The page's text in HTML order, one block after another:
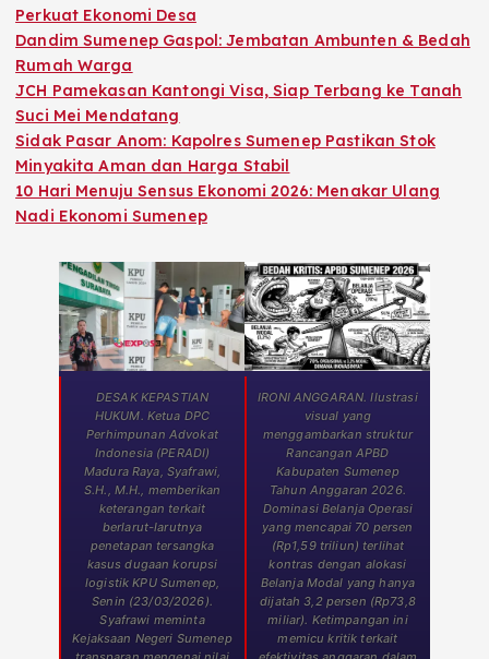
Perkuat Ekonomi Desa
Dandim Sumenep Gaspol: Jembatan Ambunten & Bedah
Rumah Warga
JCH Pamekasan Kantongi Visa, Siap Terbang ke Tanah
Suci Mei Mendatang
Sidak Pasar Anom: Kapolres Sumenep Pastikan Stok
Minyakita Aman dan Harga Stabil
10 Hari Menuju Sensus Ekonomi 2026: Menakar Ulang
Nadi Ekonomi Sumenep
DESAK KEPASTIAN
HUKUM. Ketua DPC
Perhimpunan Advokat
Indonesia (PERADI)
Madura Raya, Syafrawi,
S.H., M.H., memberikan
keterangan terkait
berlarut-larutnya
penetapan tersangka
kasus dugaan korupsi
logistik KPU Sumenep,
Senin (23/03/2026).
Syafrawi meminta
Kejaksaan Negeri Sumenep
IRONI ANGGARAN. Ilustrasi
visual yang
menggambarkan struktur
Rancangan APBD
Kabupaten Sumenep
Tahun Anggaran 2026.
Dominasi Belanja Operasi
yang mencapai 70 persen
(Rp1,59 triliun) terlihat
kontras dengan alokasi
Belanja Modal yang hanya
dijatah 3,2 persen (Rp73,8
miliar). Ketimpangan ini
memicu kritik terkait